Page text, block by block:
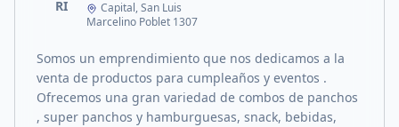
RI
Capital, San Luis
Marcelino Poblet 1307
Somos un emprendimiento que nos dedicamos a la
venta de productos para cumpleaños y eventos .
Ofrecemos una gran variedad de combos de panchos
, super panchos y hamburguesas, snack, bebidas,